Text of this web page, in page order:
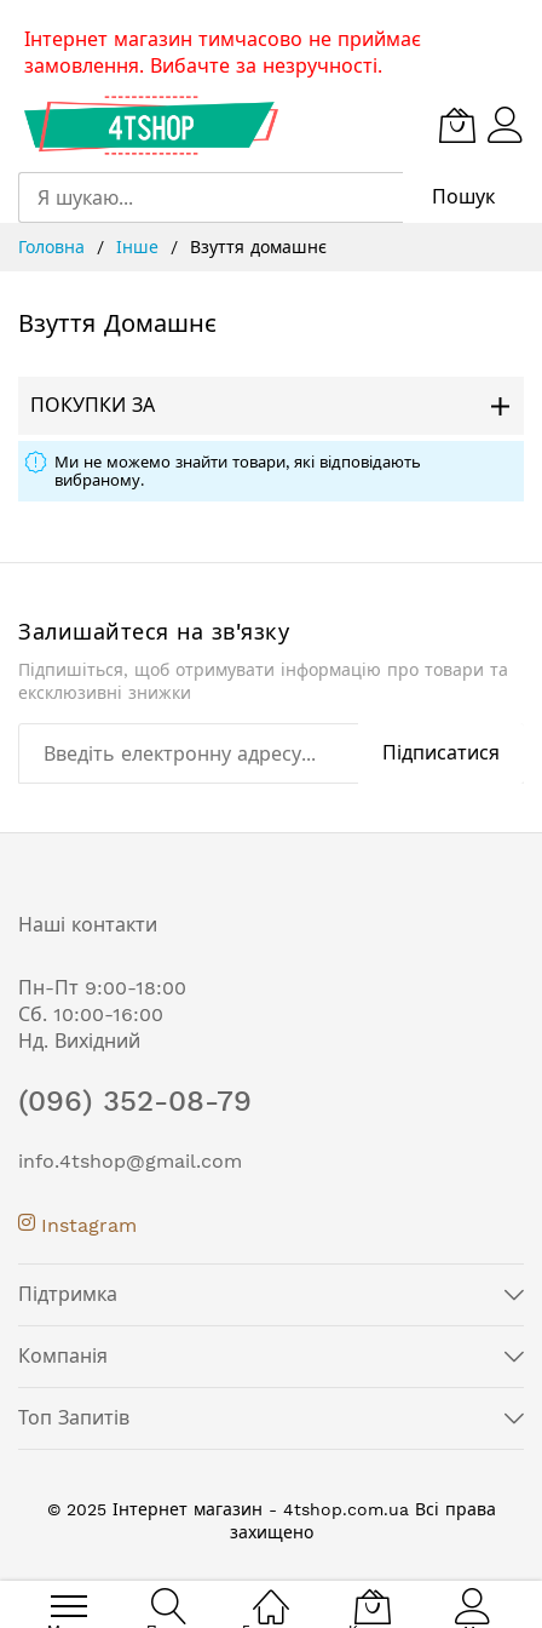
SkipІнтернет магазин тимчасово не приймає
замовлення. Вибачте за незручності.
Пошук
Головна Інше Взуття домашнє
Взуття Домашнє
ПОКУПКИ ЗА
Ми не можемо знайти товари, які відповідають
вибраному.
Залишайтеся на зв'язку
Підпишіться, щоб отримувати інформацію про товари та
ексклюзивні знижки
Підписатися
Наші контакти
Пн-Пт 9:00-18:00
Сб. 10:00-16:00
Нд. Вихідний
(096) 352-08-79
info.4tshop@gmail.com
Instagram
Підтримка
Компанія
Топ Запитів
© 2025 Інтернет магазин - 4tshop.com.ua Всі права
захищено